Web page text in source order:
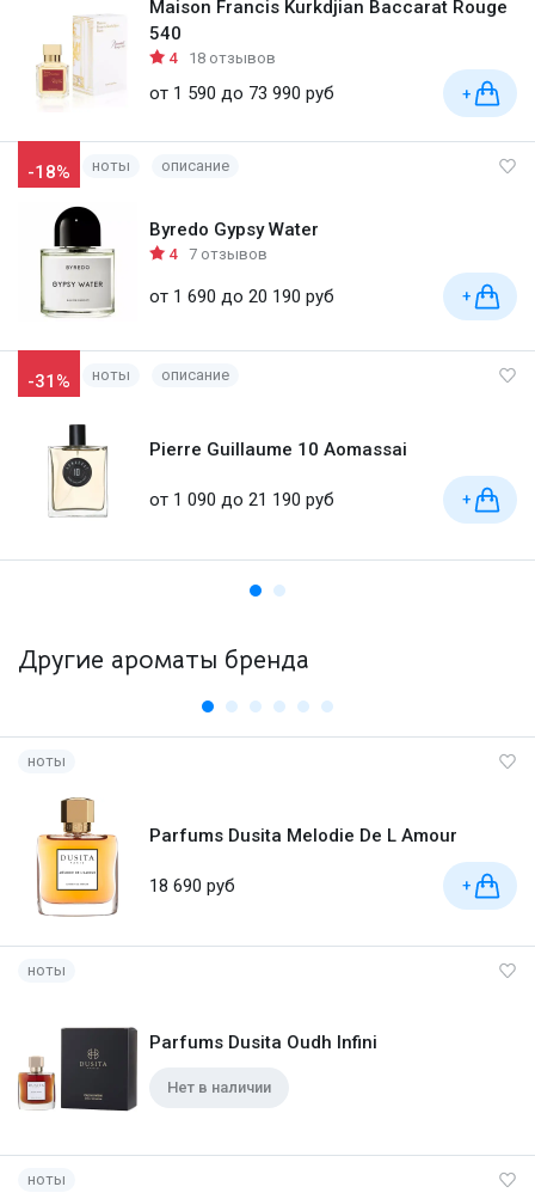
Maison Francis Kurkdjian Baccarat Rouge
540
4 18 отзывов
от 1 590 до 73 990 руб +
-18% ноты описание
Byredo Gypsy Water
4 7 отзывов
от 1 690 до 20 190 руб +
-31% ноты описание
Pierre Guillaume 10 Aomassai
от 1 090 до 21 190 руб +
Другие ароматы бренда
ноты
Parfums Dusita Melodie De L Amour
18 690 руб +
ноты
Parfums Dusita Oudh Infini
Нет в наличии
ноты